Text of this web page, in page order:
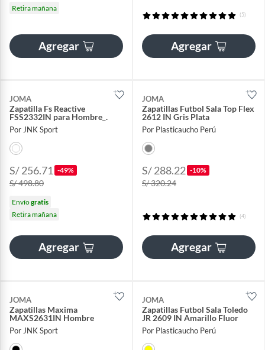
Retira mañana
Agregar
(5)
Agregar
JOMA
Zapatilla Fs Reactive
FSS2332IN para Hombre_.
Por JNK Sport
S/ 256.71 -49%
S/ 498.80
Envíogratis
Retira mañana
Agregar
JOMA
Zapatillas Futbol Sala Top Flex
2612 IN Gris Plata
Por Plasticaucho Perú
S/ 288.22 -10%
S/ 320.24
(4)
Agregar
JOMA
Zapatillas Maxima
MAXS2631IN Hombre
Por JNK Sport
JOMA
Zapatillas Futbol Sala Toledo
JR 2609 IN Amarillo Fluor
Por Plasticaucho Perú